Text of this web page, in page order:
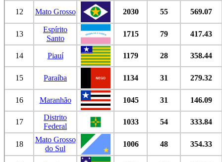
12 Mato Grosso 2030 55 569.07
13
Espírito
Santo
1715 79 417.43
14 Piauí 1179 28 358.44
15 Paraíba 1134 31 279.32
16 Maranhão 1045 31 146.09
17
Distrito
Federal
1033 54 333.84
18
Mato Grosso
do Sul
1006 48 354.33